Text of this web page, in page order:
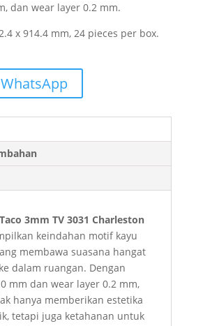
dan wear layer 0.2 mm.
x 914.4 mm, 24 pieces per box.
Taco 3mm TV 3031 Charleston
keindahan motif kayu
membawa suasana hangat
dalam ruangan. Dengan
mm dan wear layer 0.2 mm,
hanya memberikan estetika
tetapi juga ketahanan untuk